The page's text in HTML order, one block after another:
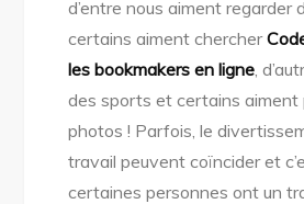
d’entre nous aiment regarder
certains aiment chercher
les bookmakers en ligne,
des sports et certains aiment
photos ! Parfois, le
travail peuvent coïncider et
certaines personnes ont un